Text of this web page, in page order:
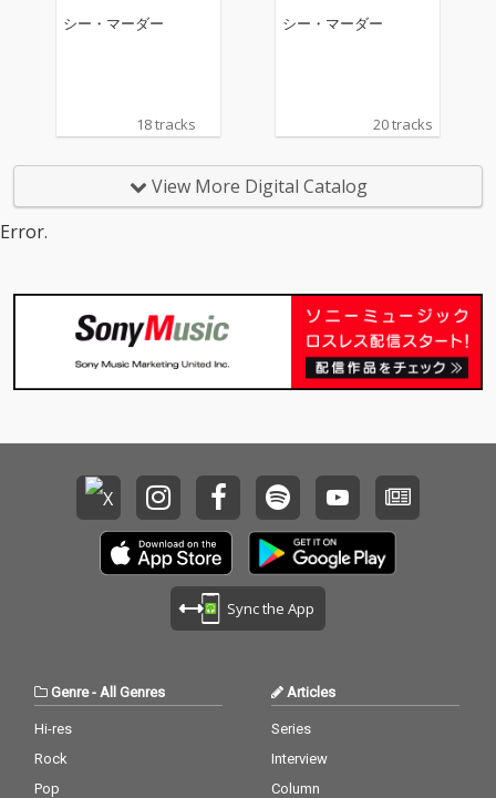
シー・マーダー
18 tracks
シー・マーダー
20 tracks
View More Digital Catalog
Error.
Sync the App
Genre- All Genres
Hi-res
Rock
Pop
Articles
Series
Interview
Column